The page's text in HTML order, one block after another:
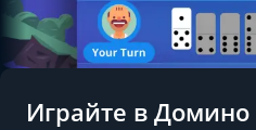
Играйте в Домино